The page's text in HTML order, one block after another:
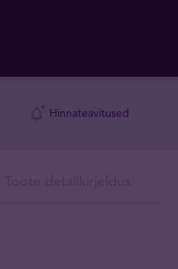
Hinnateavitused